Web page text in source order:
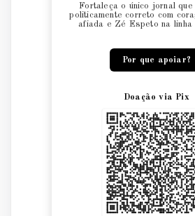
Fortaleça o único jornal
politicamente correto com
afiada e Zé Espeto na linha
Por que apoiar?
Doação via Pix